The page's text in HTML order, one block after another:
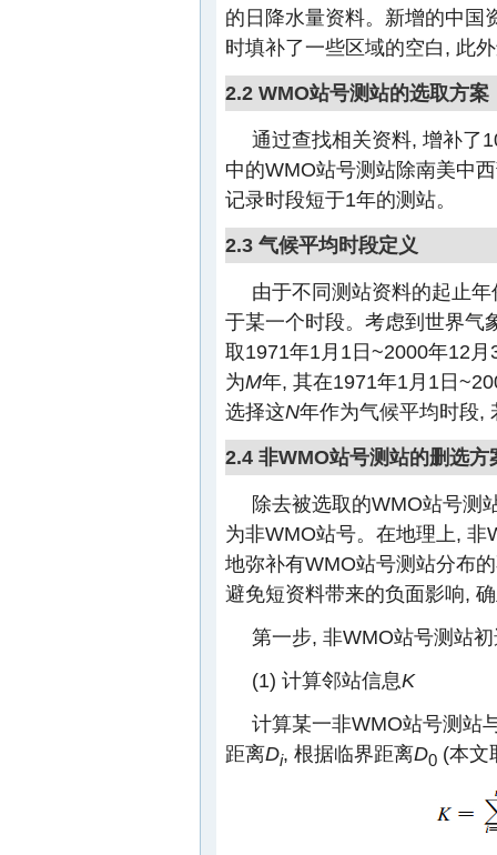
的日降水量资料。新增的中国
时填补了一些区域的空白, 此
2.2 WMO站号测站的选取方案
通过查找相关资料, 增补了
中的WMO站号测站除南美中
记录时段短于1年的测站。
2.3 气候平均时段定义
由于不同测站资料的起止
于某一个时段。考虑到世界气
取1971年1月1日~2000年12
为M年, 其在1971年1月1日
选择这N年作为气候平均时段,
2.4 非WMO站号测站的删选方
除去被选取的WMO站号测
为非WMO站号。在地理上,
地弥补有WMO站号测站分布
避免短资料带来的负面影响,
第一步, 非WMO站号测站
(1) 计算邻站信息K
计算某一非WMO站号测站
距离Di, 根据临界距离D0 (本文